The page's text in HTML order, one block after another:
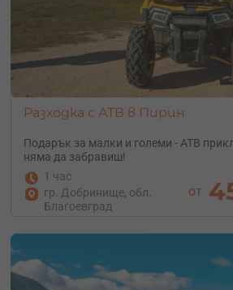
Разходка с АТВ в Пирин
Подарък за малки и големи - АТВ
няма да забравиш!
1 час
гр. Добринище, обл.
Благоевград
от